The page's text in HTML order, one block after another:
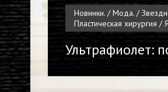
Новинки. / Мода. /
Пластическая хирургия
Ультрафиолет: